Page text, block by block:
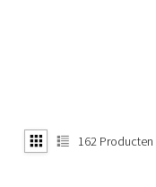
162 Producten